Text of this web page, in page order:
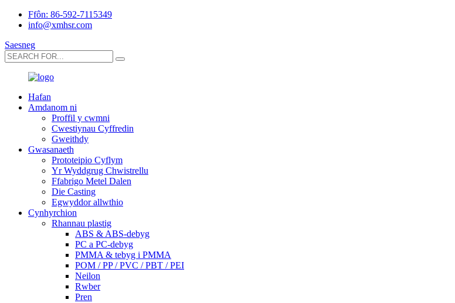
Ffôn: 86-592-7115349
info@xmhsr.com
Saesneg
Hafan
Amdanom ni
Proffil y cwmni
Cwestiynau Cyffredin
Gweithdy
Gwasanaeth
Prototeipio Cyflym
Yr Wyddgrug Chwistrellu
Ffabrigo Metel Dalen
Die Casting
Egwyddor allwthio
Cynhyrchion
Rhannau plastig
ABS & ABS-debyg
PC a PC-debyg
PMMA & tebyg i PMMA
POM / PP / PVC / PBT / PEI
Neilon
Rwber
Pren